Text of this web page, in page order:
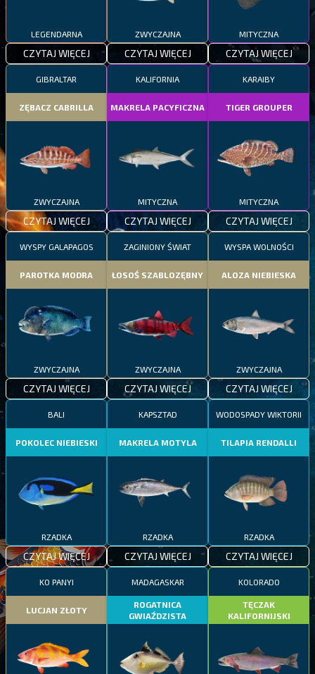
LEGENDARNA
CZYTAJ WIĘCEJ
ZWYCZAJNA
CZYTAJ WIĘCEJ
MITYCZNA
CZYTAJ WIĘCEJ
GIBRALTAR
ZĘBACZ CABRILLA
ZWYCZAJNA
CZYTAJ WIĘCEJ
KALIFORNIA
MAKRELA PACYFICZNA
MITYCZNA
CZYTAJ WIĘCEJ
KARAIBY
TIGER GROUPER
MITYCZNA
CZYTAJ WIĘCEJ
WYSPY GALAPAGOS
PAROTKA MODRA
ZWYCZAJNA
CZYTAJ WIĘCEJ
ZAGINIONY ŚWIAT
ŁOSOŚ SZABLOZĘBNY
ZWYCZAJNA
CZYTAJ WIĘCEJ
WYSPA WOLNOŚCI
ALOZA NIEBIESKA
ZWYCZAJNA
CZYTAJ WIĘCEJ
BALI
POKOLEC NIEBIESKI
RZADKA
CZYTAJ WIĘCEJ
KAPSZTAD
MAKRELA MOTYLA
RZADKA
CZYTAJ WIĘCEJ
WODOSPADY WIKTORII
TILAPIA RENDALLI
RZADKA
CZYTAJ WIĘCEJ
KO PANYI
LUCJAN ZŁOTY
MADAGASKAR
ROGATNICA
GWIAŹDZISTA
KOLORADO
TĘCZAK
KALIFORNIJSKI